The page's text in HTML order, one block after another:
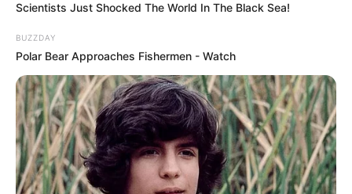
Scientists Just Shocked The World In The Black Sea!
BUZZDAY
Polar Bear Approaches Fishermen - Watch